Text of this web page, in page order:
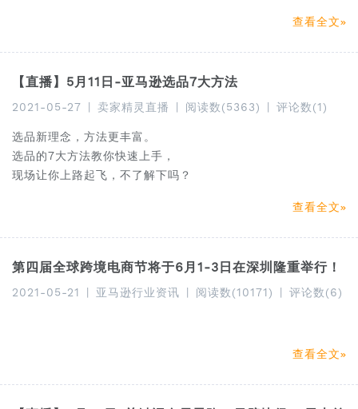
查看全文
【直播】5月11日-亚马逊选品7大方法
2021-05-27 卖家精灵直播 阅读数(5363) 评论数(1)
选品新理念，方法更丰富。
选品的7大方法教你快速上手，
现场让你上路起飞，不了解下吗？
查看全文
第四届全球跨境电商节将于6月1-3日在深圳隆重举行！
2021-05-21 亚马逊行业资讯 阅读数(10171) 评论数(6)
查看全文